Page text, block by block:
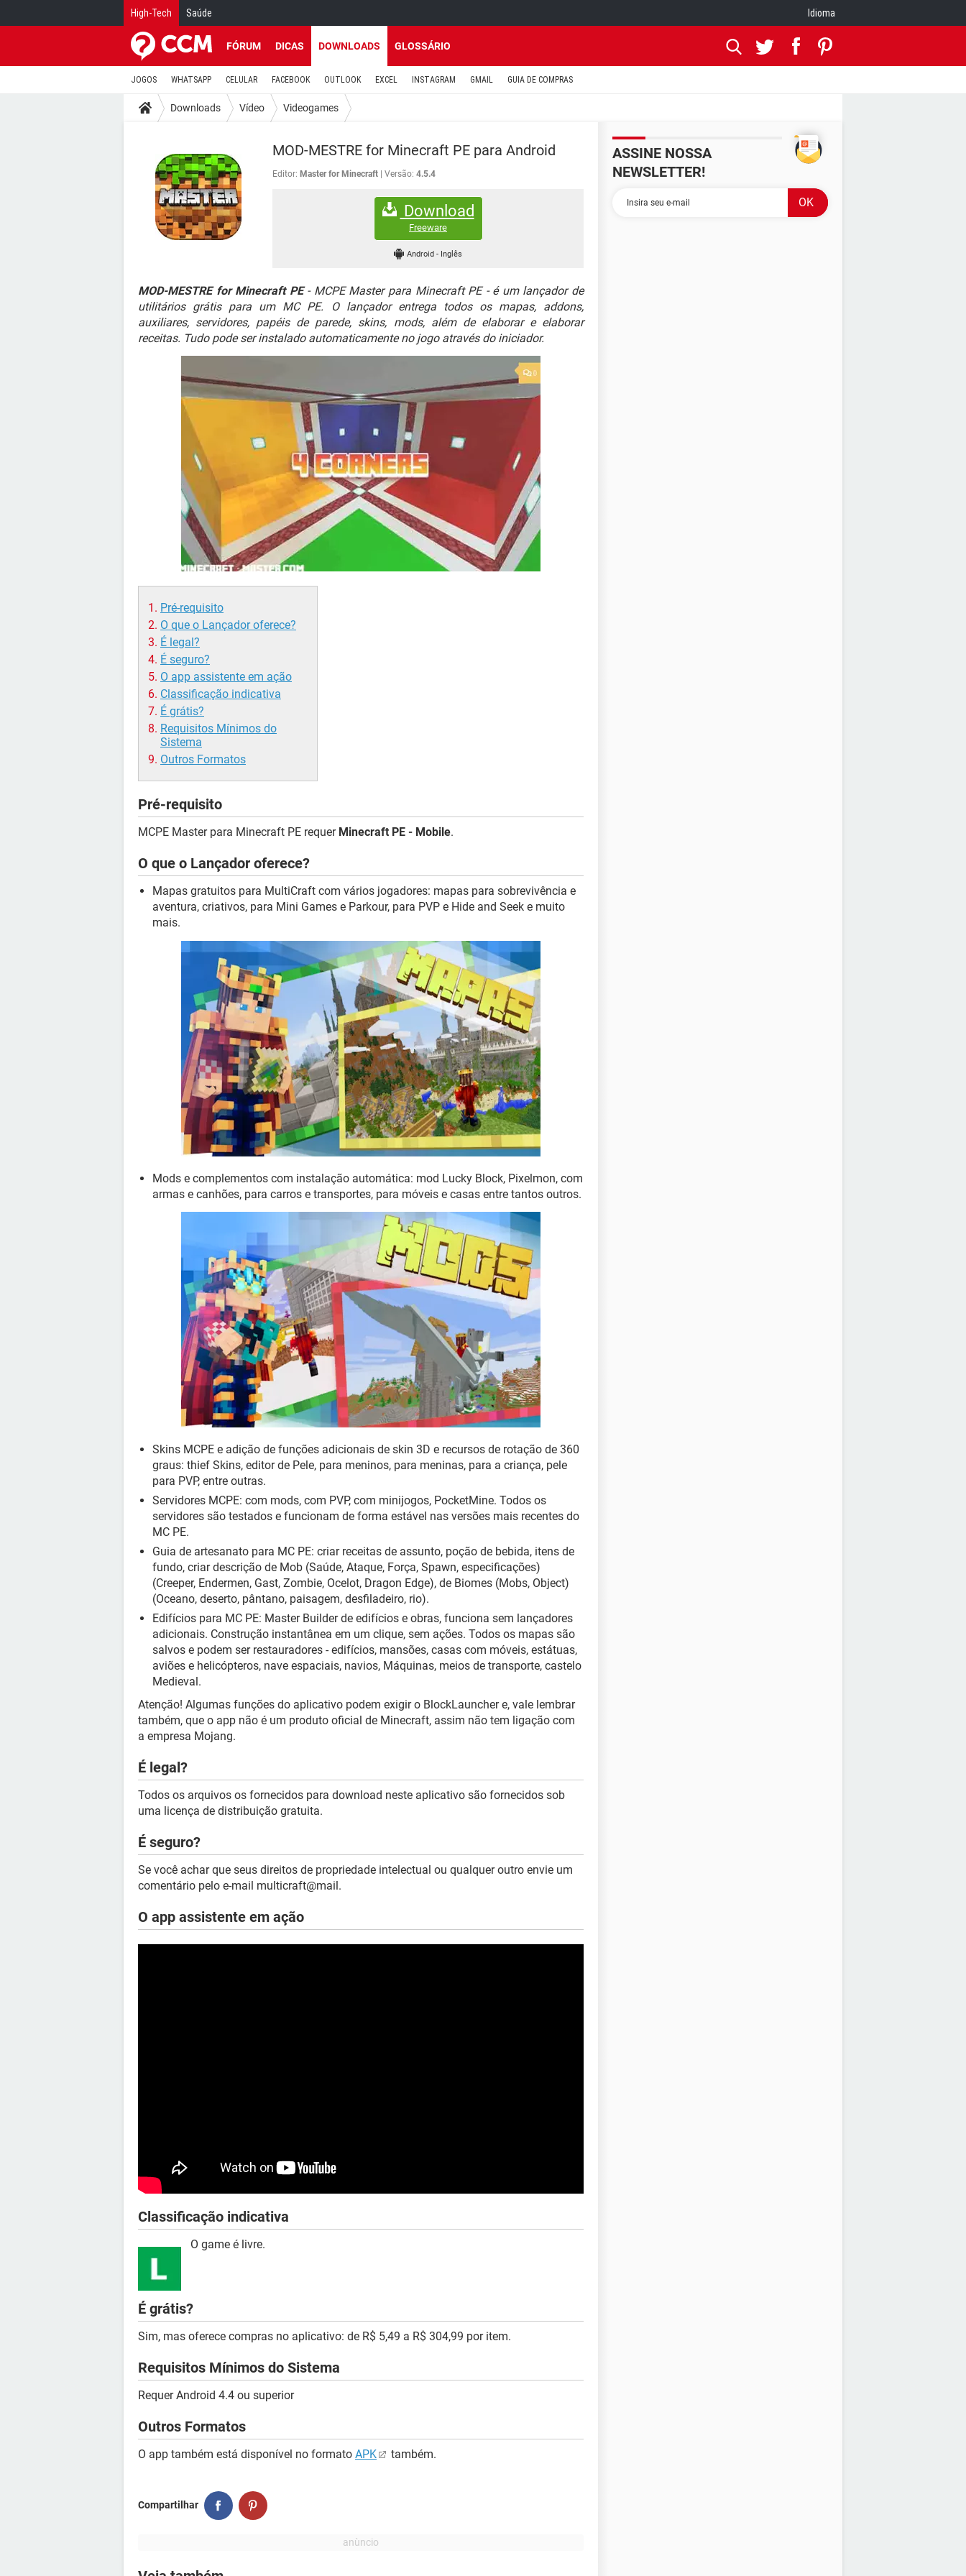
High-Tech Saúde Idioma
FÓRUM DICAS DOWNLOADS GLOSSÁRIO
JOGOS WHATSAPP CELULAR FACEBOOK OUTLOOK EXCEL INSTAGRAM GMAIL GUIA DE COMPRAS
Downloads Vídeo Videogames
MOD-MESTRE for Minecraft PE para Android
Editor: Master for Minecraft Versão: 4.5.4
Download
Freeware
Android - Inglês
MOD-MESTRE for Minecraft PE- MCPE Master para Minecraft PE - é um lançador de
utilitários grátis para um MC PE. O lançador entrega todos os mapas, addons,
auxiliares, servidores, papéis de parede, skins, mods, além de elaborar e elaborar
receitas. Tudo pode ser instalado automaticamente no jogo através do iniciador.
Pré-requisito
O que o Lançador oferece?
É legal?
É seguro?
O app assistente em ação
Classificação indicativa
É grátis?
Requisitos Mínimos do
Sistema
Outros Formatos
Pré-requisito
MCPE Master para Minecraft PE requer Minecraft PE - Mobile.
O que o Lançador oferece?
Mapas gratuitos para MultiCraft com vários jogadores: mapas para sobrevivência e
aventura, criativos, para Mini Games e Parkour, para PVP e Hide and Seek e muito
mais.
Mods e complementos com instalação automática: mod Lucky Block, Pixelmon, com
armas e canhões, para carros e transportes, para móveis e casas entre tantos outros.
Skins MCPE e adição de funções adicionais de skin 3D e recursos de rotação de 360
graus: ​​​​​​​​​thief Skins, editor de Pele, para meninos, para meninas, para a criança, pele
para PVP, entre outras.
Servidores MCPE: com mods, com PVP, com minijogos, PocketMine. Todos os
servidores são testados e funcionam de forma estável nas versões mais recentes do
MC PE.
Guia de artesanato para MC PE: criar receitas de assunto, poção de bebida, itens de
fundo, criar descrição de Mob (Saúde, Ataque, Força, Spawn, especificações)
(Creeper, Endermen, Gast, Zombie, Ocelot, Dragon Edge), de Biomes (Mobs, Object)
(Oceano, deserto, pântano, paisagem, desfiladeiro, rio).
Edifícios para MC PE: Master Builder de edifícios e obras, funciona sem lançadores
adicionais. Construção instantânea em um clique, sem ações. Todos os mapas são
salvos e podem ser restauradores - edifícios, mansões, casas com móveis, estátuas,
aviões e helicópteros, nave espaciais, navios, Máquinas, meios de transporte, castelo
Medieval.
Atenção! Algumas funções do aplicativo podem exigir o BlockLauncher e, vale lembrar
também, que o app não é um produto oficial de Minecraft, assim não tem ligação com
a empresa Mojang.
É legal?
Todos os arquivos os fornecidos para download neste aplicativo são fornecidos sob
uma licença de distribuição gratuita.
É seguro?
Se você achar que seus direitos de propriedade intelectual ou qualquer outro envie um
comentário pelo e-mail multicraft@mail.
O app assistente em ação
Classificação indicativa
O game é livre.
É grátis?
Sim, mas oferece compras no aplicativo: de R$ 5,49 a R$ 304,99 por item.
Requisitos Mínimos do Sistema
Requer Android 4.4 ou superior
Outros Formatos
O app também está disponível no formato APK também.
Compartilhar
ASSINE NOSSA
NEWSLETTER!